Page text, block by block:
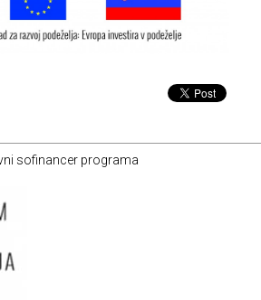
sofinancer programa